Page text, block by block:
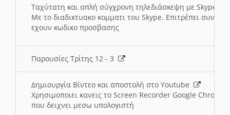
Ταχύτατη και απλή σύγχρονη τηλεδιάσκεψη με Skype
Με το διαδικτυακο κομματι του Skype. Επιτρέπει
εχουν κωδικο προσβασης
Παρουσίες Τρίτης 12 - 3
Δημιουργία Βίντεο και αποστολή στο Youtube
Χρησιμοποιει κανεις το Screen Recorder Google Chrome
που δειχνει μεσω υπολογιστή